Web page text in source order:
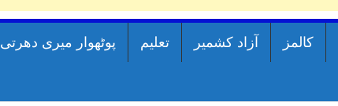
کالمز آزاد کشمیر تعلیم پوٹھوار میری دھرتی